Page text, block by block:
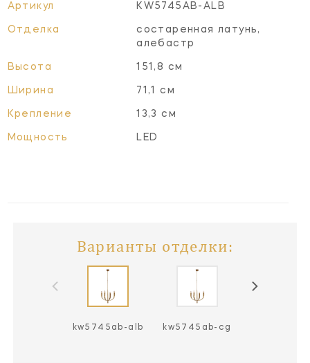
Артикул KW5745AB-ALB
Отделка
состаренная латунь,
алебастр
Высота 151,8 см
Ширина 71,1 см
Крепление 13,3 см
Мощность LED
Варианты отделки:
kw5745ab-alb kw5745ab-cg